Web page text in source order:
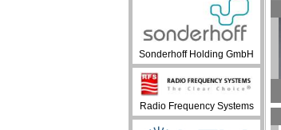
Sonderhoff Holding GmbH
Radio Frequency Systems